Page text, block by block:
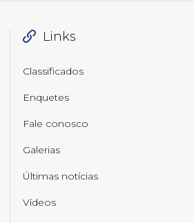
Links
Classificados
Enquetes
Fale conosco
Galerias
Últimas notícias
Vídeos